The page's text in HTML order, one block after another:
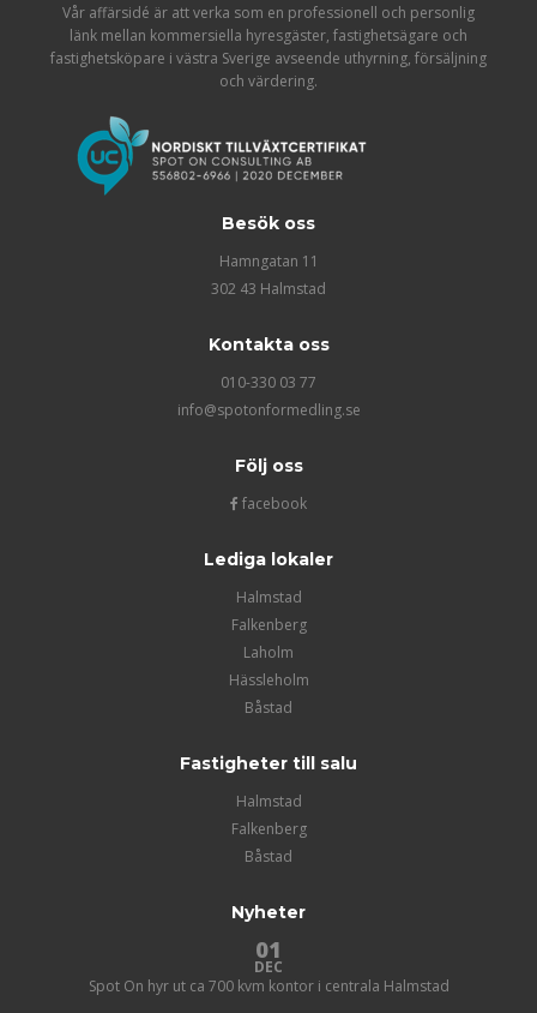
Vår affärsidé är att verka som en professionell och personlig
länk mellan kommersiella hyresgäster, fastighetsägare och
fastighetsköpare i västra Sverige avseende uthyrning, försäljning
och värdering.
Besök oss
Hamngatan 11
302 43 Halmstad
Kontakta oss
010-330 03 77
info@spotonformedling.se
Följ oss
facebook
Lediga lokaler
Halmstad
Falkenberg
Laholm
Hässleholm
Båstad
Fastigheter till salu
Halmstad
Falkenberg
Båstad
Nyheter
01
DEC
Spot On hyr ut ca 700 kvm kontor i centrala Halmstad